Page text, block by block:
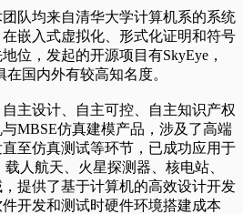
队均来自清华大学计算机系的系统
嵌入式虚拟化、形式化证明和符号
位，发起的开源项目 有SkyEye，
在国内外有较高知名度。
主设计、自主可控、自主知识产权
MBSE仿真建模产品，涉及了高端
至仿真测试等环节，已成功应用于
人航天、火星探测器、核电站、
提供了基于计算机的高效设计开发
开发和测试时硬件环境搭建成本